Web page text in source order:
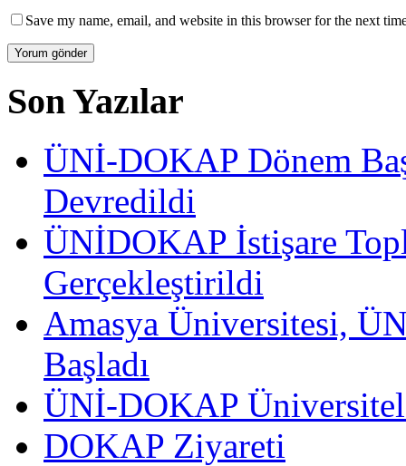
Save my name, email, and website in this browser for the next
Son Yazılar
ÜNİ-DOKAP Dönem
Devredildi
ÜNİDOKAP İstişare
Gerçekleştirildi
Amasya Üniversitesi,
Başladı
ÜNİ-DOKAP
DOKAP Ziyareti